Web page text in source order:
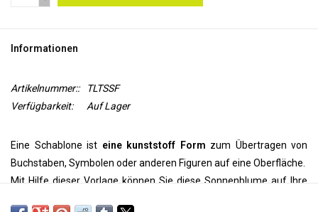
Informationen
Artikelnummer::
TLTSSF
Verfügbarkeit:
Auf Lager
Eine Schablone ist eine kunststoff Form zum Übertragen von
Buchstaben, Symbolen oder anderen Figuren auf eine Oberfläche.
Mit Hilfe dieser Vorlage können Sie diese Sonnenblume auf Ihre